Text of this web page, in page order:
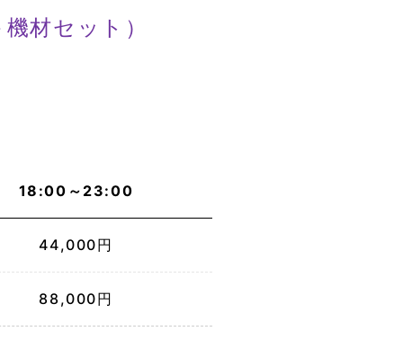
材セット）
18:00～23:00
44,000円
88,000円